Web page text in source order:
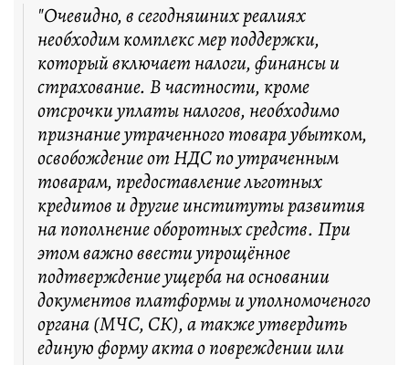
"Очевидно, в сегодняшних реалиях
необходим комплекс мер поддержки,
который включает налоги, финансы и
страхование. В частности, кроме
отсрочки уплаты налогов, необходимо
признание утраченного товара убытком,
освобождение от НДС по утраченным
товарам, предоставление льготных
кредитов и другие институты развития
на пополнение оборотных средств. При
этом важно ввести упрощённое
подтверждение ущерба на основании
документов платформы и уполномоченого
органа (МЧС, СК), а также утвердить
единую форму акта о повреждении или